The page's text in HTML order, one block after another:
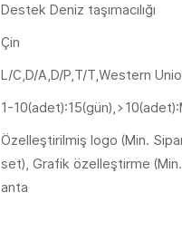
Destek Deniz taşımacılığı
Çin
L/C,D/A,D/P,T/T,Western
1-
Özelleştirilmiş logo (Min.
set), Grafik özelleştirme
anta